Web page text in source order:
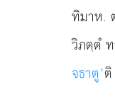
ทิมาห.
วิภตฺตํ
จธาตู’